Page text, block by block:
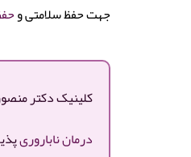
جهت حفظ سلامتی و
کلینیک دکتر
درمان ناباروری